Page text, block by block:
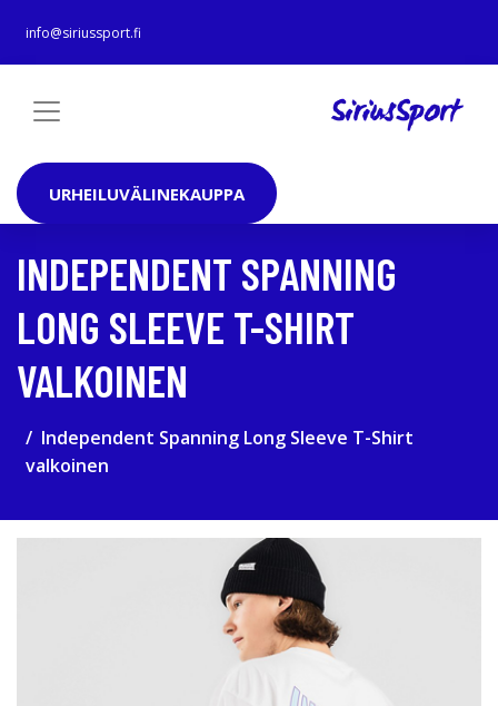
info@siriussport.fi
URHEILUVÄLINEKAUPPA
INDEPENDENT SPANNING
LONG SLEEVE T-SHIRT
VALKOINEN
Independent Spanning Long Sleeve T-Shirt
valkoinen